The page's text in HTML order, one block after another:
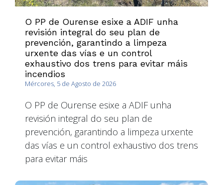
O PP de Ourense esixe a ADIF unha
revisión integral do seu plan de
prevención, garantindo a limpeza
urxente das vías e un control
exhaustivo dos trens para evitar máis
incendios
Mércores, 5 de Agosto de 2026
O PP de Ourense esixe a ADIF unha
revisión integral do seu plan de
prevención, garantindo a limpeza urxente
das vías e un control exhaustivo dos trens
para evitar máis